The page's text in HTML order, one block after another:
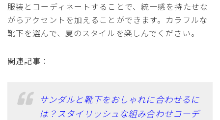
服装とコーディネートすることで、統一感を持たせな
がらアクセントを加えることができます。カラフルな
靴下を選んで、夏のスタイルを楽しんでください。
関連記事：
サンダルと靴下をおしゃれに合わせるに
は？スタイリッシュな組み合わせコーデ